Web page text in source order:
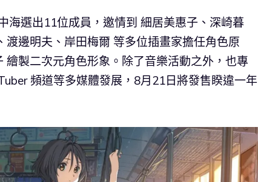
海選出11位成員，邀情到 細居美惠子、深崎暮
邊明夫、岸田梅爾 等多位插畫家擔任角色原
製二次元角色形象。除了音樂活動之外，也專
頻道等多媒體發展，8月21日將發售睽違一年